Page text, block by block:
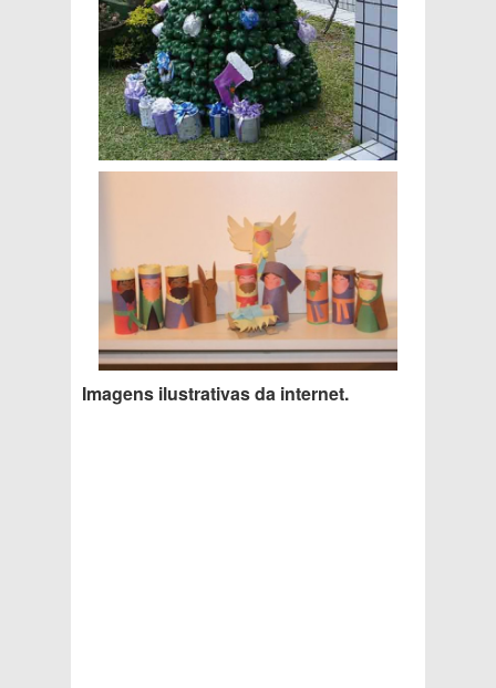
Imagens ilustrativas da internet.